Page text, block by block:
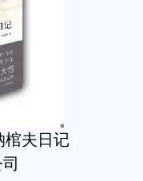
棺夫日记